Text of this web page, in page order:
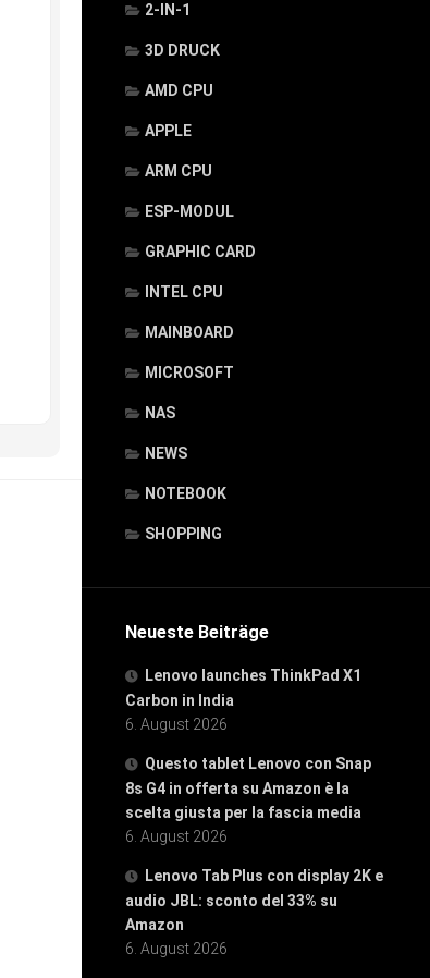
2-IN-1
3D DRUCK
AMD CPU
APPLE
ARM CPU
ESP-MODUL
GRAPHIC CARD
INTEL CPU
MAINBOARD
MICROSOFT
NAS
NEWS
NOTEBOOK
SHOPPING
Neueste Beiträge
Lenovo launches ThinkPad X1
Carbon in India
6. August 2026
Questo tablet Lenovo con Snap
8s G4 in offerta su Amazon è la
scelta giusta per la fascia media
6. August 2026
Lenovo Tab Plus con display 2K e
audio JBL: sconto del 33% su
Amazon
6. August 2026